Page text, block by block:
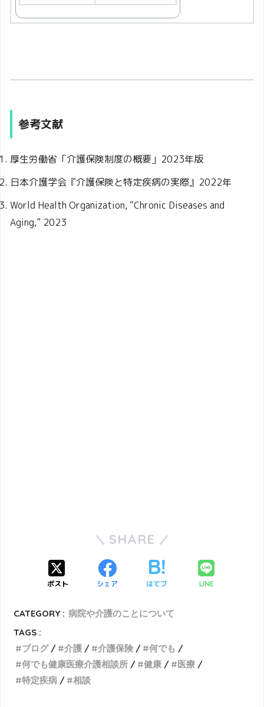
参考文献
厚生労働省「介護保険制度の概要」2023年版
日本介護学会『介護保険と特定疾病の実際』2022年
World Health Organization, “Chronic Diseases and
Aging,” 2023
SHARE
ポスト シェア はてブ LINE
CATEGORY : 病院や介護のことについて
TAGS :
ブログ
介護 介護保険
何でも
何でも健康医療介護相談所
健康
医療
特定疾病
相談